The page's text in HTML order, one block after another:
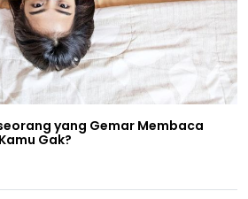
yang Gemar Membaca
Gak?